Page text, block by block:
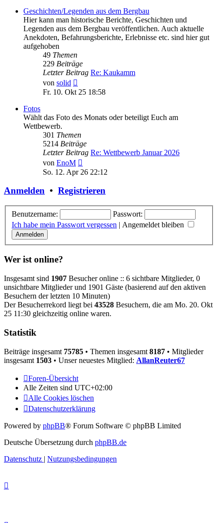
Geschichten/Legenden aus dem Bergbau
Hier kann man historische Berichte, Geschichten und
Legenden aus dem Bergbau veröffentlichen. Auch aktuelle
Anekdoten, Befahrungsberichte, Erlebnisse etc. sind hier gut
aufgehoben
49 Themen
229 Beiträge
Letzter Beitrag Re: Kaukamm
von solid
Beitrag
Fr. 10. Okt 25 18:58
Fotos
Wählt das Foto des Monats oder beteiligt Euch am
Wettbewerb.
301 Themen
5214 Beiträge
Letzter Beitrag Re: Wettbewerb Januar 2026
von EnoM
Beitrag
So. 12. Apr 26 22:12
Anmelden • Registrieren
Benutzername:
Passwort:
Ich habe mein Passwort vergessen | Angemeldet bleiben
Wer ist online?
Insgesamt sind 1907 Besucher online :: 6 sichtbare Mitglieder, 0
unsichtbare Mitglieder und 1901 Gäste (basierend auf den aktiven
Besuchern der letzten 10 Minuten)
Der Besucherrekord liegt bei 43528 Besuchern, die am Mo. 20. Okt
25 11:30 gleichzeitig online waren.
Statistik
Beiträge insgesamt 75785 • Themen insgesamt 8187 • Mitglieder
insgesamt 1503 • Unser neuestes Mitglied: AllanReuter67
Foren-Übersicht
Alle Zeiten sind UTC+02:00
Alle Cookies löschen
Datenschutzerklärung
Powered by phpBB® Forum Software © phpBB Limited
Deutsche Übersetzung durch phpBB.de
Datenschutz | Nutzungsbedingungen